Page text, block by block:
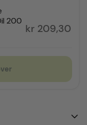
200
kr 209,30